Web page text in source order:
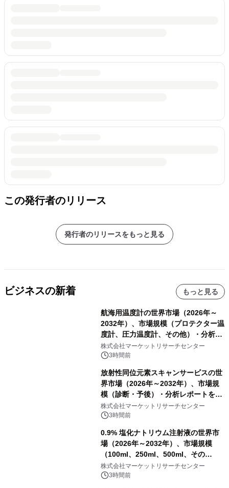
この発行者のリリース
発行者のリリースをもっと見る
ビジネスの新着 もっと見る
航海用温度計の世界市場（2026年～
2032年）、市場規模（プロテクター温
度計、圧力温度計、その他）・分析レ
ポートを発表
株式会社マーケットリサーチセンター
3時間前
放射性同位元素スキャンサービスの世
界市場（2026年～2032年）、市場規
模（診断・予後）・分析レポートを発
表
株式会社マーケットリサーチセンター
3時間前
0.9% 塩化ナトリウム注射液の世界市
場（2026年～2032年）、市場規模
（100ml、250ml、500ml、その
他）・分析レポートを発表
株式会社マーケットリサーチセンター
3時間前